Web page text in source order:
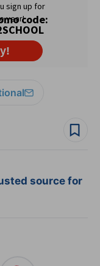
source for